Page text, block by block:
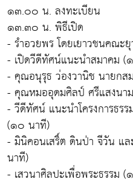
๑๓.๐๐ น. ลงทะเบียน
๑๓.๓๐ น. พิธีเปิด
- รำอวยพร โดยเยาวชนคณ
- เปิดวีดีทัศน์แนะนำสมาคม
- คุณอนุรุธ ว่องวานิช นายกส
- คุณหมออุดมศิลป์ ศรีแสงนา
- วีดีทัศน์ แนะนำโครงการธร
(๑๐ นาที)
- มินิคอนเสริ์ต ดินป่า จีวัน แ
นาที)
- เสวนาศิลปะเพื่อพระธรรม